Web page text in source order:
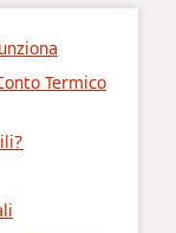
Termico